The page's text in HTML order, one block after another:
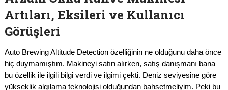
Artıları, Eksileri ve Kullanıcı
Görüşleri
Auto Brewing Altitude Detection özelliğinin ne olduğunu daha önce
hiç duymamıştım. Makineyi satın alırken, satış danışmanı bana
bu özellik ile ilgili bilgi verdi ve ilgimi çekti. Deniz seviyesine göre
yükseklik algılama teknolojisi olduğundan bahsetmeliyim. Peki bu